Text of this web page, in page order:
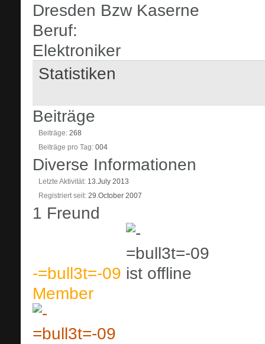
Dresden Bzw Kaserne
Beruf:
Elektroniker
Statistiken
Beiträge
Beiträge 268
Beiträge pro Tag 004
Diverse Informationen
Letzte Aktivität 13.July 2013
Registriert seit 29.October 2007
1 Freund
-=bull3t=-09
Member